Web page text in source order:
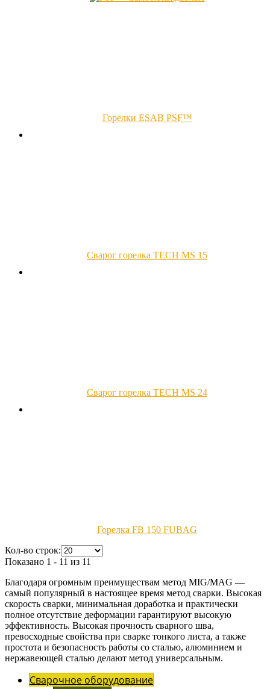
Горелки ESAB PSF™
Сварог горелка TECH MS 15
Сварог горелка TECH MS 24
Горелка FB 150 FUBAG
Кол-во строк:
Показано 1 - 11 из 11
Благодаря огромным преимуществам метод MIG/MAG —
самый популярный в настоящее время метод сварки. Высокая
скорость сварки, минимальная доработка и практически
полное отсутствие деформации гарантируют высокую
эффективность. Высокая прочность сварного шва,
превосходные свойства при сварке тонкого листа, а также
простота и безопасность работы со сталью, алюминием и
нержавеющей сталью делают метод универсальным.
Сварочное оборудование